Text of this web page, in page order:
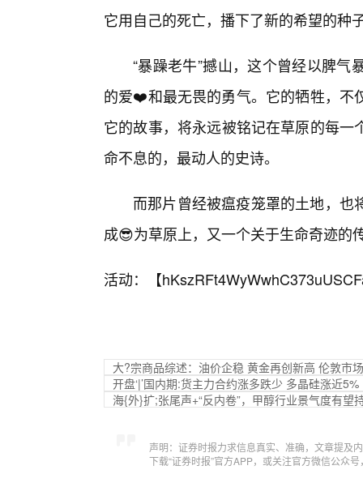
它用自己的死亡，播下了新的希望的种
“暴躁老牛”撼山，这个曾经以脾
的爱❤️和最无畏的勇气。它的牺牲，不
它的故事，将永远被铭记在草原的每
命不息的，最动人的史诗。
而那片曾经被瘟疫笼罩的土地，
成😎为草原上，又一个关于生命奇迹的
活动：【
大?宗商品综述：油价企稳 黄金再创新高 伦敦市
开盘‘|’国内期:货主力合约涨多跌少 多晶硅涨近5%
海{外}扩;张尾声+“反内卷”，甲醇行业景气度有望
声明：证券时报力求信息真实、准确，文章提及
下载“证券时报”官方APP，或关注官方微信公众